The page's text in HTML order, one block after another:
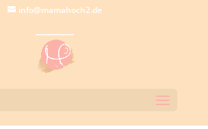
info@mamahoch2.de